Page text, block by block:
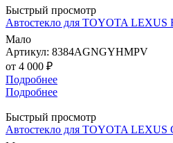
Быстрый просмотр
Автостекло для TOYOTA
Мало
Артикул: 8384AGNGYHMPV
от 4 000 ₽
Подробнее
Подробнее
Быстрый просмотр
Автостекло для TOYOTA LEXUS